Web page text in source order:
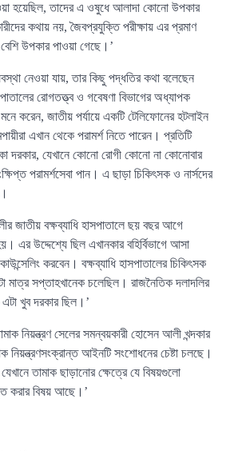
হয়েছিল, তাদের এ ওষুধে আলাদা কোনো উপকার
কথায় নয়, জৈবপ্রযুক্তি পরীক্ষায় এর প্রমাণ
উপকার পাওয়া গেছে।’
নেওয়া যায়, তার কিছু পদ্ধতির কথা বলেছেন
রোগতত্ত্ব ও গবেষণা বিভাগের অধ্যাপক
করেন, জাতীয় পর্যায়ে একটি টেলিফোনের হটলাইন
এখান থেকে পরামর্শ নিতে পারেন। প্রতিটি
দরকার, যেখানে কোনো রোগী কোনো না কোনোবার
পরামর্শসেবা পান। এ ছাড়া চিকিৎসক ও নার্সদের
জাতীয় বক্ষব্যাধি হাসপাতালে ছয় বছর আগে
এর উদ্দেশ্যে ছিল এখানকার বহির্বিভাগে আসা
করবেন। বক্ষব্যাধি হাসপাতালের চিকিৎসক
মাত্র সপ্তাহখানেক চলেছিল। রাজনৈতিক দলাদলির
খুব দরকার ছিল।’
নিয়ন্ত্রণ সেলের সমন্বয়কারী হোসেন আলী খন্দকার
আইনটি সংশোধনের চেষ্টা চলছে।
তামাক ছাড়ানোর ক্ষেত্রে যে বিষয়গুলো
করার বিষয় আছে।’